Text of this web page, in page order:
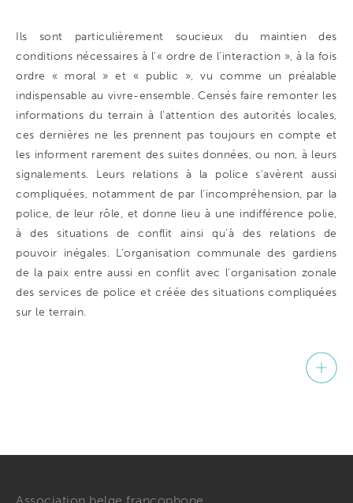
Ils sont particulièrement soucieux du maintien des
conditions nécessaires à l’« ordre de l’interaction », à la fois
ordre « moral » et « public », vu comme un préalable
indispensable au vivre-ensemble. Censés faire remonter les
informations du terrain à l’attention des autorités locales,
ces dernières ne les prennent pas toujours en compte et
les informent rarement des suites données, ou non, à leurs
signalements. Leurs relations à la police s’avèrent aussi
compliquées, notamment de par l’incompréhension, par la
police, de leur rôle, et donne lieu à une indifférence polie,
à des situations de conflit ainsi qu’à des relations de
pouvoir inégales. L’organisation communale des gardiens
de la paix entre aussi en conflit avec l’organisation zonale
des services de police et créée des situations compliquées
sur le terrain.